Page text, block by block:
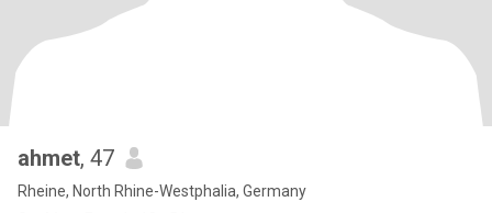
ahmet, 47
Rheine, North Rhine-Westphalia, Germany